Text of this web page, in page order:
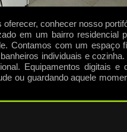
conhecer nosso
em um bairro residencial
Contamos com um espaço
individuais e
Equipamentos digitais e
ou guardando aquele